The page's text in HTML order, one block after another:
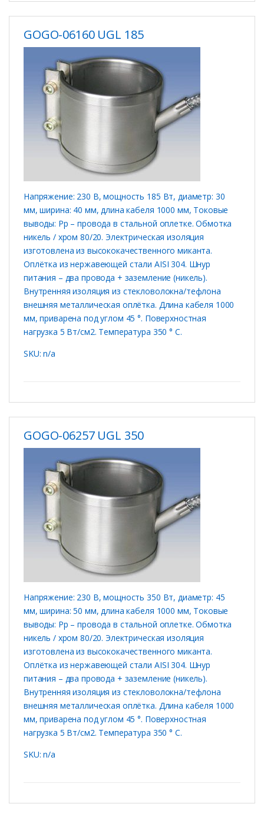
GOGO-06160 UGL 185
Напряжение: 230 В, мощность 185 Вт, диаметр: 30
мм, ширина: 40 мм, длина кабеля 1000 мм, Токовые
выводы: Рр – провода в стальной оплетке. Обмотка
никель / хром 80/20. Электрическая изоляция
изготовлена ​​из высококачественного миканта.
Оплётка из нержавеющей стали AISI 304. Шнур
питания – два провода + заземление (никель).
Внутренняя изоляция из стекловолокна/тефлона
внешняя металлическая оплётка. Длина кабеля 1000
мм, приварена под углом 45 °. Поверхностная
нагрузка 5 Вт/см2. Температура 350 ° C.
SKU: n/a
GOGO-06257 UGL 350
Напряжение: 230 В, мощность 350 Вт, диаметр: 45
мм, ширина: 50 мм, длина кабеля 1000 мм, Токовые
выводы: Рр – провода в стальной оплетке. Обмотка
никель / хром 80/20. Электрическая изоляция
изготовлена ​​из высококачественного миканта.
Оплётка из нержавеющей стали AISI 304. Шнур
питания – два провода + заземление (никель).
Внутренняя изоляция из стекловолокна/тефлона
внешняя металлическая оплётка. Длина кабеля 1000
мм, приварена под углом 45 °. Поверхностная
нагрузка 5 Вт/см2. Температура 350 ° C.
SKU: n/a